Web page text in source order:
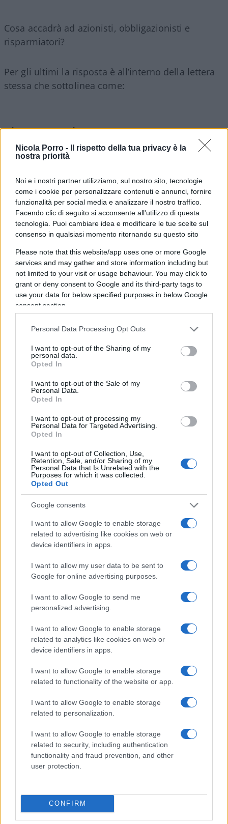
Nicola Porro -
Il rispetto della tua privacy è la
nostra priorità
Noi e i nostri partner utilizziamo, sul nostro sito, tecnologie
come i cookie per personalizzare contenuti e annunci, fornire
funzionalità per social media e analizzare il nostro traffico.
Facendo clic di seguito si acconsente all'utilizzo di questa
tecnologia. Puoi cambiare idea e modificare le tue scelte sul
consenso in qualsiasi momento ritornando su questo sito
Please note that this website/app uses one or more Google
services and may gather and store information including but
not limited to your visit or usage behaviour. You may click to
grant or deny consent to Google and its third-party tags to
use your data for below specified purposes in below Google
consent section.
Personal Data Processing Opt Outs
I want to opt-out of the Sharing of my
personal data.
Opted In
I want to opt-out of the Sale of my
Personal Data.
Opted In
I want to opt-out of processing my
Personal Data for Targeted Advertising.
Opted In
I want to opt-out of Collection, Use,
Retention, Sale, and/or Sharing of my
Personal Data that Is Unrelated with the
Purposes for which it was collected.
Opted Out
Google consents
I want to allow Google to enable storage
related to advertising like cookies on web or
device identifiers in apps.
I want to allow my user data to be sent to
Google for online advertising purposes.
I want to allow Google to send me
personalized advertising.
I want to allow Google to enable storage
related to analytics like cookies on web or
device identifiers in apps.
I want to allow Google to enable storage
related to functionality of the website or app.
I want to allow Google to enable storage
related to personalization.
I want to allow Google to enable storage
related to security, including authentication
functionality and fraud prevention, and other
user protection.
CONFIRM
Cosa accadrà ad azionisti, obbligazionisti e
risparmiatori?
Per gli ultimi la risposta è all’interno della lettera
stessa che sottolinea come:
“Il risparmio che avete investito attraverso
OVAL è e sarà sempre sicuro”.
Il documento spiega che i risparmi utilizzati
attraverso la App OVAL sarebbero garantiti da
Banca 5 ( di Intesa San Paolo), mentre quelli
gestiti attraverso altri strumenti di investimento
sarebbero sotto l’egida di Cirdan Capital.
Per azionisti ed obbligazionisti il discorso
dovrebbe essere differente. Saranno i conti
dell’amministrazione controllata a stabilire quanto
resterà a disposizione di coloro che hanno
investito direttamente sulla Fintech.